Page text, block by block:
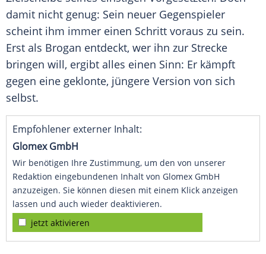
damit nicht genug: Sein neuer Gegenspieler
scheint ihm immer einen Schritt voraus zu sein.
Erst als Brogan entdeckt, wer ihn zur Strecke
bringen will, ergibt alles einen Sinn: Er kämpft
gegen eine geklonte, jüngere Version von sich
selbst.
Empfohlener externer Inhalt:
Glomex GmbH
Wir benötigen Ihre Zustimmung, um den von unserer
Redaktion eingebundenen Inhalt von Glomex GmbH
anzuzeigen. Sie können diesen mit einem Klick anzeigen
lassen und auch wieder deaktivieren.
jetzt aktivieren